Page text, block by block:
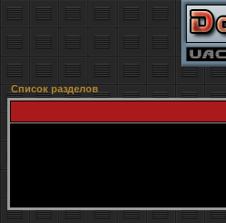
Список разделов